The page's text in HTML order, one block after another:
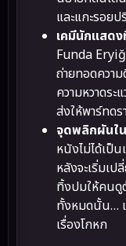
และแกะรอย
เคมีนักแสดง
Funda
ถ่ายทอดควา
ความหวาดระ
ส่งให้พาร์ทด
จุดพลิกผันใ
หนังไม่ได้เป็
หลังจะเริ่มเ
ทิ้งปมให้คนดู
ทั้งหมดนั้น… เ
เรื่องโกหก